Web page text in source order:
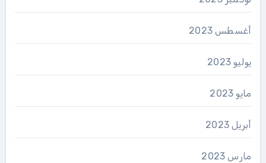
أغسطس 2023
يوليو 2023
مايو 2023
أبريل 2023
مارس 2023